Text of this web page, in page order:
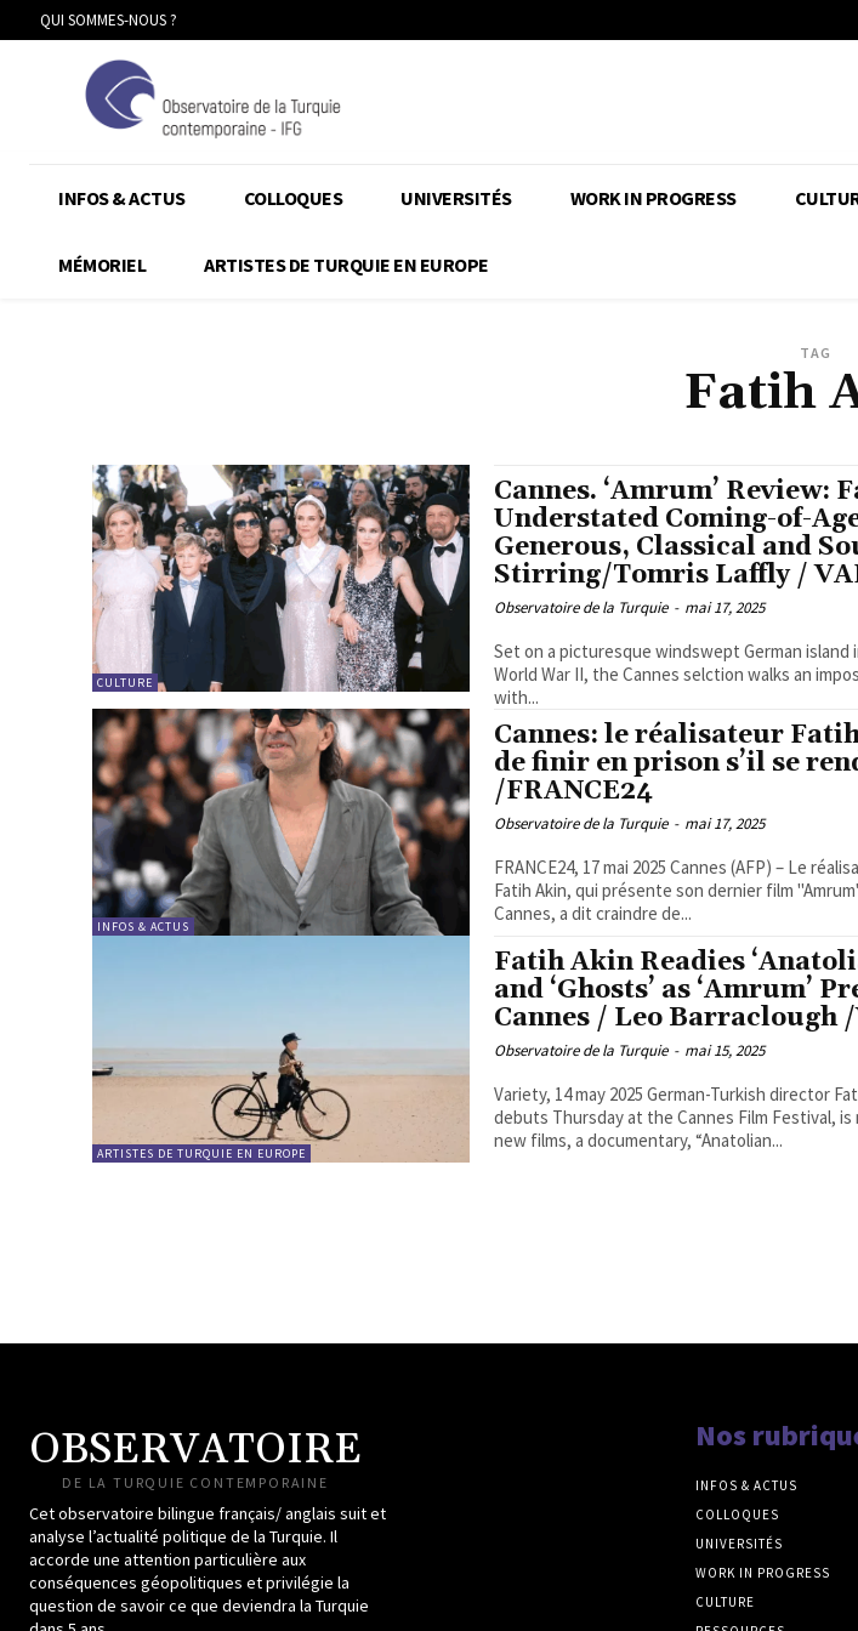
QUI SOMMES-NOUS ?
INFOS & ACTUS COLLOQUES UNIVERSITÉS WORK IN PROGRESS
MÉMORIEL ARTISTES DE TURQUIE EN EUROPE
TAG
Fatih
CULTURE
Cannes. ‘Amrum’ Review:
Understated Coming-of-
Generous, Classical and
Stirring/Tomris Laffly /
Observatoire de la Turquie - mai 17, 2025
Set on a picturesque windswept German island
World War II, the Cannes selction walks an
with...
INFOS & ACTUS
Cannes: le réalisateur
de finir en prison s’il se
/FRANCE24
Observatoire de la Turquie - mai 17, 2025
FRANCE24, 17 mai 2025 Cannes (AFP) – Le réalisateur turco-allemand
Fatih Akin, qui présente son dernier film
Cannes, a dit craindre de...
ARTISTES DE TURQUIE EN EUROPE
Fatih Akin Readies
and ‘Ghosts’ as ‘Amrum’
Cannes / Leo Barraclough
Observatoire de la Turquie - mai 15, 2025
Variety, 14 may 2025 German-Turkish director Fatih Akin, whose “Amrum”
debuts Thursday at the Cannes Film Festival,
new films, a documentary, “Anatolian...
OBSERVATOIRE
DE LA TURQUIE CONTEMPORAINE
Cet observatoire bilingue français/ anglais suit et
analyse l’actualité politique de la Turquie. Il
accorde une attention particulière aux
conséquences géopolitiques et privilégie la
question de savoir ce que deviendra la Turquie
Nos
INFOS & ACTUS
COLLOQUES
UNIVERSITÉS
WORK IN PROGRESS
CULTURE